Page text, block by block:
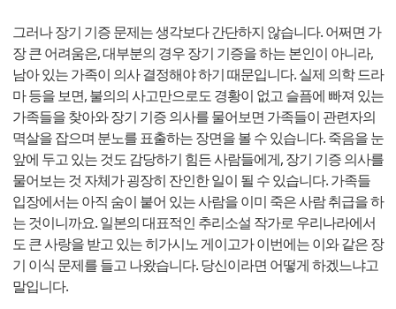
그러나 장기 기증 문제는 생각보다 간단하지 않습니다. 어쩌면 가
장 큰 어려움은, 대부분의 경우 장기 기증을 하는 본인이 아니라,
남아 있는 가족이 의사 결정해야 하기 때문입니다. 실제 의학 드라
마 등을 보면, 불의의 사고만으로도 경황이 없고 슬픔에 빠져 있는
가족들을 찾아와 장기 기증 의사를 물어보면 가족들이 관련자의
멱살을 잡으며 분노를 표출하는 장면을 볼 수 있습니다. 죽음을 눈
앞에 두고 있는 것도 감당하기 힘든 사람들에게, 장기 기증 의사를
물어보는 것 자체가 굉장히 잔인한 일이 될 수 있습니다. 가족들
입장에서는 아직 숨이 붙어 있는 사람을 이미 죽은 사람 취급을 하
는 것이니까요. 일본의 대표적인 추리소설 작가로 우리나라에서
도 큰 사랑을 받고 있는 히가시노 게이고가 이번에는 이와 같은 장
기 이식 문제를 들고 나왔습니다. 당신이라면 어떻게 하겠느냐고
말입니다.